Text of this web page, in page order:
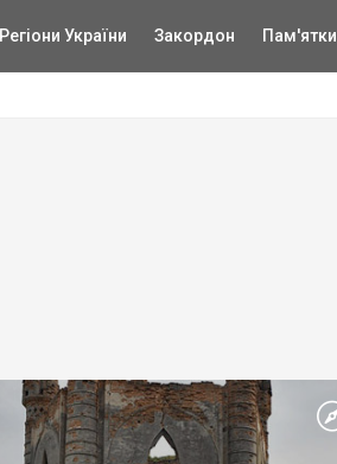
Регіони України Закордон Пам'ятки